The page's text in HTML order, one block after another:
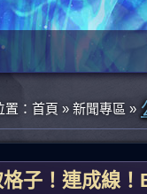
置： 首頁 » 新聞專區 »
子！連成線